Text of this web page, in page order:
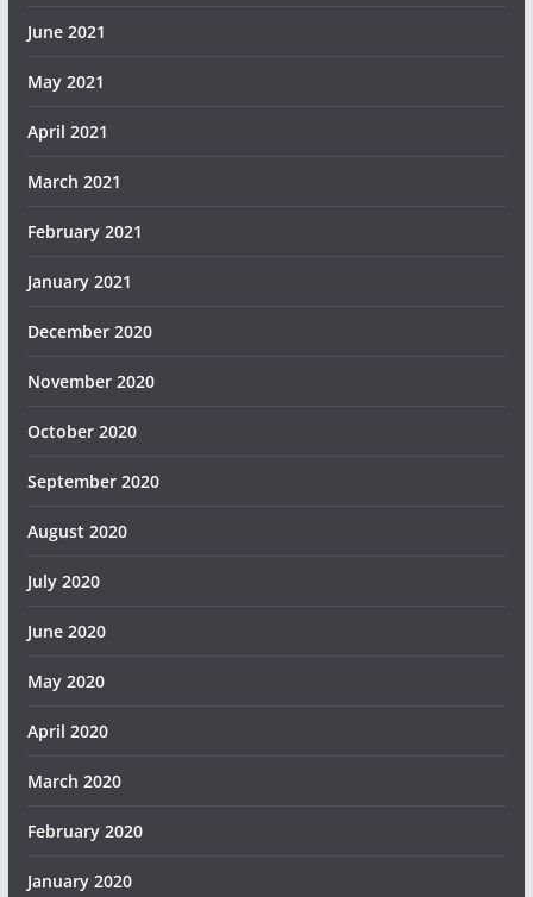
June 2021
May 2021
April 2021
March 2021
February 2021
January 2021
December 2020
November 2020
October 2020
September 2020
August 2020
July 2020
June 2020
May 2020
April 2020
March 2020
February 2020
January 2020